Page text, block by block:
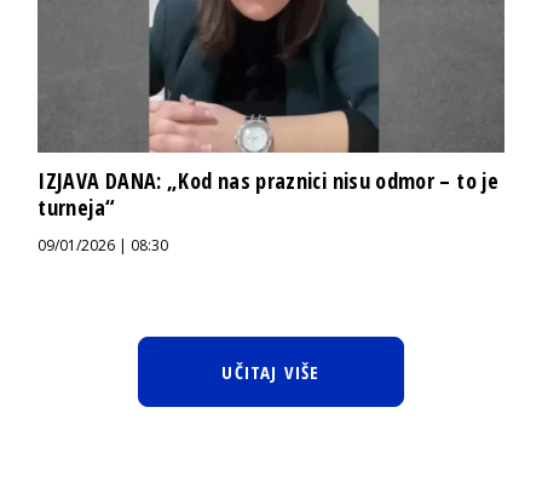
IZJAVA DANA: „Kod nas praznici nisu odmor – to je
turneja“
09/01/2026 | 08:30
UČITAJ VIŠE